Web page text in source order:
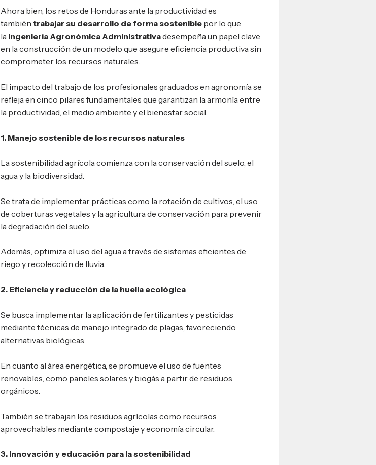
Ahora bien, los retos de Honduras ante la productividad es
tambiéntrabajar su desarrollo de forma sostenible por lo que
la Ingeniería Agronómica Administrativadesempeña un papel clave
en la construcción de un modelo que asegure eficiencia productiva sin
comprometer los recursos naturales.
El impacto del trabajo de los profesionales graduados en agronomía se
refleja en cinco pilares fundamentales que garantizan la armonía entre
la productividad, el medio ambiente y el bienestar social.
1. Manejo sostenible de los recursos naturales
La sostenibilidad agrícola comienza con la conservación del suelo, el
agua y la biodiversidad.
Se trata de implementar prácticas como la rotación de cultivos, el uso
de coberturas vegetales y la agricultura de conservación para prevenir
la degradación del suelo.
Además, optimiza el uso del agua a través de sistemas eficientes de
riego y recolección de lluvia.
2. Eficiencia y reducción de la huella ecológica
Se busca implementar la aplicación de fertilizantes y pesticidas
mediante técnicas de manejo integrado de plagas, favoreciendo
alternativas biológicas.
En cuanto al área energética, se promueve el uso de fuentes
renovables, como paneles solares y biogás a partir de residuos
orgánicos.
También se trabajan los residuos agrícolas como recursos
aprovechables mediante compostaje y economía circular.
3. Innovación y educación para la sostenibilidad